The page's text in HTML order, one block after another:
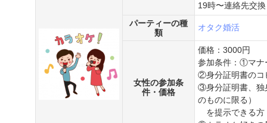
19時〜連絡先交
パーティーの種
類
オタク婚活
女性の参加条
件・価格
価格：3000円
参加条件：①マナ
②身分証明書のコ
③身分証明書、独
のものに限る）
を提示できる方